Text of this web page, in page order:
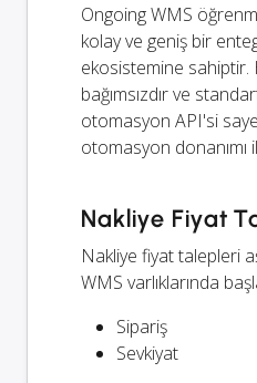
Ongoing WMS
kolay ve geniş bir
ekosistemine sahiptir.
bağımsızdır ve
otomasyon API'si
otomasyon donanımı
Nakliye Fiyat
Nakliye fiyat talepleri
WMS varlıklarında
Sipariş
Sevkiyat